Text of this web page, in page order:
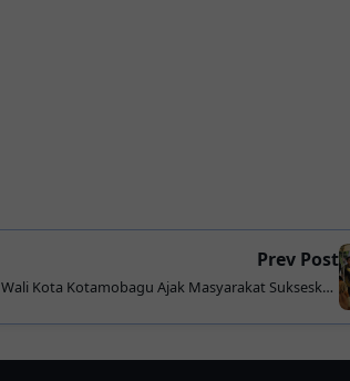
Prev Post
Wali Kota Kotamobagu Ajak Masyarakat Sukseskan